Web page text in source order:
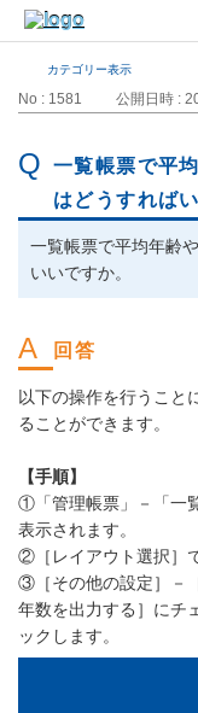
カテゴリー表示
No : 1581 公開日時 :
一覧帳票で平
はどうすれば
一覧帳票で平均年齢
いいですか。
以下の操作を行うこと
ることができます。
【手順】
①「管理帳票」－「一
表示されます。
②［レイアウト選択］
③［その他の設定］－
年数を出力する］にチ
ックします。